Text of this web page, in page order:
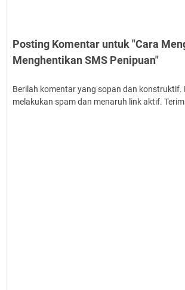
Posting Komentar untuk "Cara
Menghentikan SMS Penipuan"
Berilah komentar yang sopan dan konstruktif.
melakukan spam dan menaruh link aktif.